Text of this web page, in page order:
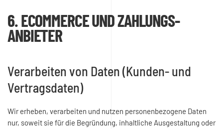
6. ECOMMERCE UND ZAHLUNGS­
ANBIETER
Verarbeiten von Daten (Kunden- und
Vertragsdaten)
Wir erheben, verarbeiten und nutzen personenbezogene Daten
nur, soweit sie für die Begründung, inhaltliche Ausgestaltung oder